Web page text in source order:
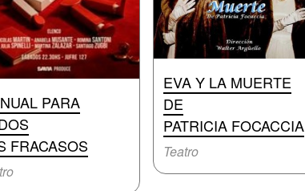
PARA
FRACASOS
EVA Y LA MUERTE
DE
PATRICIA FOCACCIA
Teatro